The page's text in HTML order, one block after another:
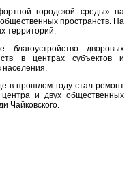
городской среды» на
пространств. На
территорий.
дворовых
в центрах субъектов и
населения.
в прошлом году стал ремонт
и двух общественных
Чайковского.